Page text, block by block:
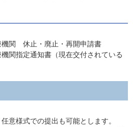
機関 休止・廃止・再開申請書
関指定通知書（現在交付されている
意様式での提出も可能とします。